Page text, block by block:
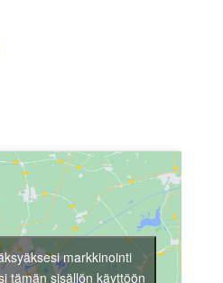
markkinointi
tämän sisällön käyttöön